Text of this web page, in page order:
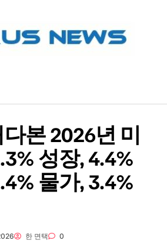
본 2026년 미
성장, 4.4%
물가, 3.4%
한 면택 0